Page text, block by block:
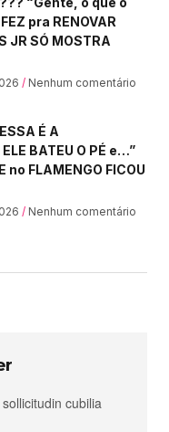
pra RENOVAR
JR SÓ MOSTRA
Nenhum comentário
É A
BATEU O PÉ e…”
no FLAMENGO FICOU
Nenhum comentário
cubilia